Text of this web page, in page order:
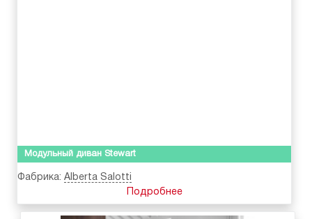
Модульный диван Stewart
Фабрика: Alberta Salotti
Подробнее